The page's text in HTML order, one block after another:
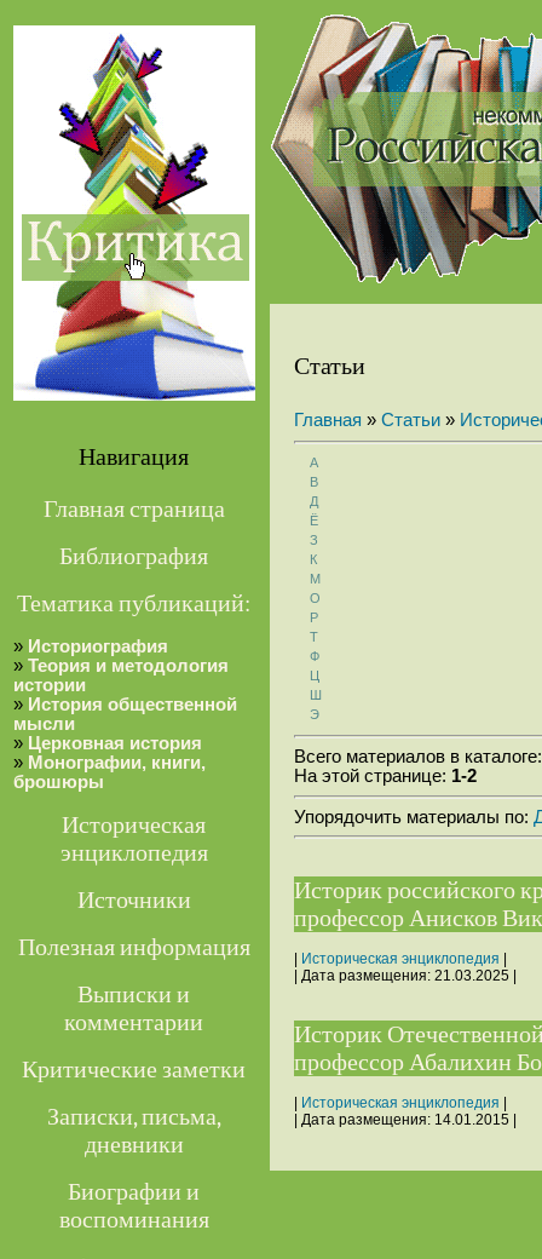
Навигация
Главная страница
Библиография
Тематика публикаций:
» Историография
» Теория и методология
истории
» История общественной
мысли
» Церковная история
» Монографии, книги,
брошюры
Историческая
энциклопедия
Источники
Полезная информация
Выписки и
комментарии
Критические заметки
Записки, письма,
дневники
Биографии и
воспоминания
Статьи
Главная » Статьи »
А
В
Д
Ё
З
К
М
О
Р
Т
Ф
Ц
Ш
Э
Всего материалов в
На этой странице: 1-2
Упорядочить материалы по:
Историк российского
профессор Анисков
| Историческая энциклопедия |
| Дата размещения: 21.03.2025 |
Историк
профессор Абалихин
Историческая энциклопедия
| Дата размещения: 14.01.2015